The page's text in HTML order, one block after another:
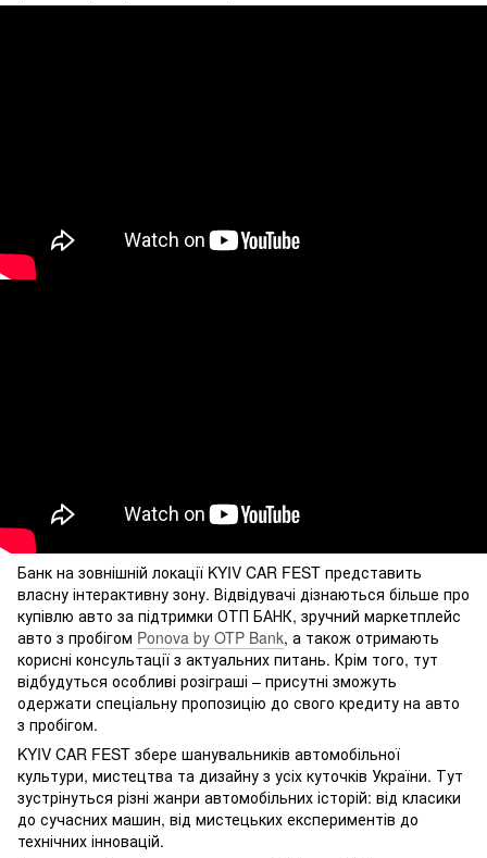
Банк на зовнішній локації KYIV CAR FEST представить
власну інтерактивну зону. Відвідувачі дізнаються більше про
купівлю авто за підтримки ОТП БАНК, зручний маркетплейс
авто з пробігом Ponova by OTP Bank, а також отримають
корисні консультації з актуальних питань. Крім того, тут
відбудуться особливі розіграші – присутні зможуть
одержати спеціальну пропозицію до свого кредиту на авто
з пробігом.
KYIV CAR FEST збере шанувальників автомобільної
культури, мистецтва та дизайну з усіх куточків України. Тут
зустрінуться різні жанри автомобільних історій: від класики
до сучасних машин, від мистецьких експериментів до
технічних інновацій.